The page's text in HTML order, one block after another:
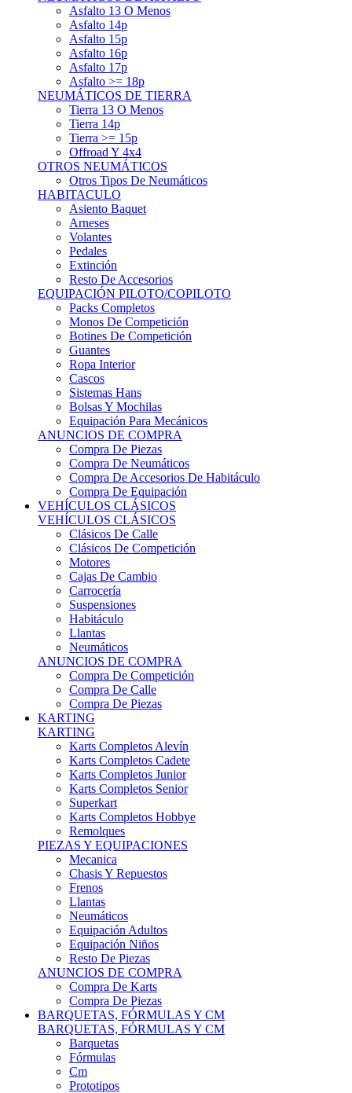
Asfalto 14p
Asfalto 15p
Asfalto 16p
Asfalto 17p
Asfalto >= 18p
NEUMÁTICOS DE TIERRA
Tierra 13 O Menos
Tierra 14p
Tierra >= 15p
Offroad Y 4x4
OTROS NEUMÁTICOS
Otros Tipos De Neumáticos
HABITACULO
Asiento Baquet
Arneses
Volantes
Pedales
Extinción
Resto De Accesorios
EQUIPACIÓN PILOTO/COPILOTO
Packs Completos
Monos De Competición
Botines De Competición
Guantes
Ropa Interior
Cascos
Sistemas Hans
Bolsas Y Mochilas
Equipación Para Mecánicos
ANUNCIOS DE COMPRA
Compra De Piezas
Compra De Neumáticos
Compra De Accesorios De Habitáculo
Compra De Equipación
VEHÍCULOS CLÁSICOS
VEHÍCULOS CLÁSICOS
Clásicos De Calle
Clásicos De Competición
Motores
Cajas De Cambio
Carrocería
Suspensiones
Habitáculo
Llantas
Neumáticos
ANUNCIOS DE COMPRA
Compra De Competición
Compra De Calle
Compra De Piezas
KARTING
KARTING
Karts Completos Alevín
Karts Completos Cadete
Karts Completos Junior
Karts Completos Senior
Superkart
Karts Completos Hobbye
Remolques
PIEZAS Y EQUIPACIONES
Mecanica
Chasis Y Repuestos
Frenos
Llantas
Neumáticos
Equipación Adultos
Equipación Niños
Resto De Piezas
ANUNCIOS DE COMPRA
Compra De Karts
Compra De Piezas
BARQUETAS, FÓRMULAS Y CM
BARQUETAS, FÓRMULAS Y CM
Barquetas
Fórmulas
Cm
Prototipos
Remolques